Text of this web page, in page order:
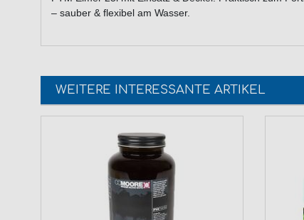
– sauber & flexibel am Wasser.
WEITERE INTERESSANTE ARTIKEL